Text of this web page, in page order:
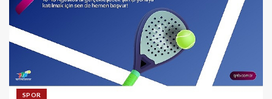
SPOR